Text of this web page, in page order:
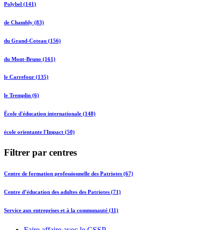
Polybel (141)
de Chambly (83)
du Grand-Coteau (156)
du Mont-Bruno (161)
le Carrefour (135)
le Tremplin (6)
École d'éducation internationale (148)
école orientante l'Impact (50)
Filtrer par centres
Centre de formation professionnelle des Patriotes (67)
Centre d’éducation des adultes des Patriotes (71)
Service aux entreprises et à la communauté (11)